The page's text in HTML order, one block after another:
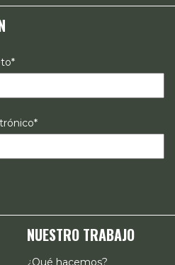
e investigación sobre el
en México.
NUESTRO TRABAJO